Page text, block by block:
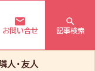
お問い合せ 記事検索
隣人・友人